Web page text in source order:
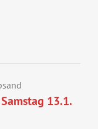
13.1.